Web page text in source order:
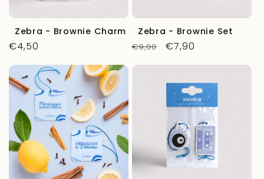
ó
n
:
Zebra - Brownie Charm
Precio
€4,50
Zebra - Brownie Set
Precio
€9,00
Precio
€7,90